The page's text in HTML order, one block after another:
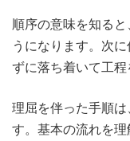
順序の意味を知る
うになります。次
ずに落ち着いて工程
理屈を伴った手順
す。基本の流れを